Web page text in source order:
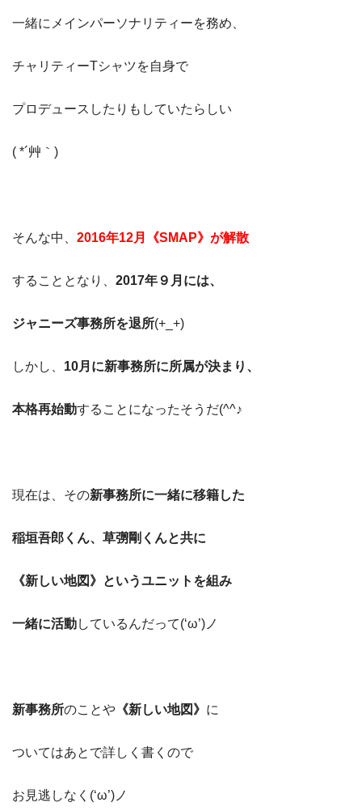
一緒にメインパーソナリティーを務め、
チャリティーTシャツを自身で
プロデュースしたりもしていたらしい
( *´艸｀)
そんな中、 2016年12月《SMAP》が解散
することとなり、 2017年９月には、
ジャニーズ事務所を退所(+_+)
しかし、 10月に新事務所に所属が決まり、
本格再始動することになったそうだ(^^♪
現在は、その新事務所に一緒に移籍した
稲垣吾郎くん、草彅剛くんと共に
《新しい地図》というユニットを組み
一緒に活動しているんだって(‘ω’)ノ
新事務所のことや 《新しい地図》 に
ついてはあとで詳しく書くので
お見逃しなく(‘ω’)ノ